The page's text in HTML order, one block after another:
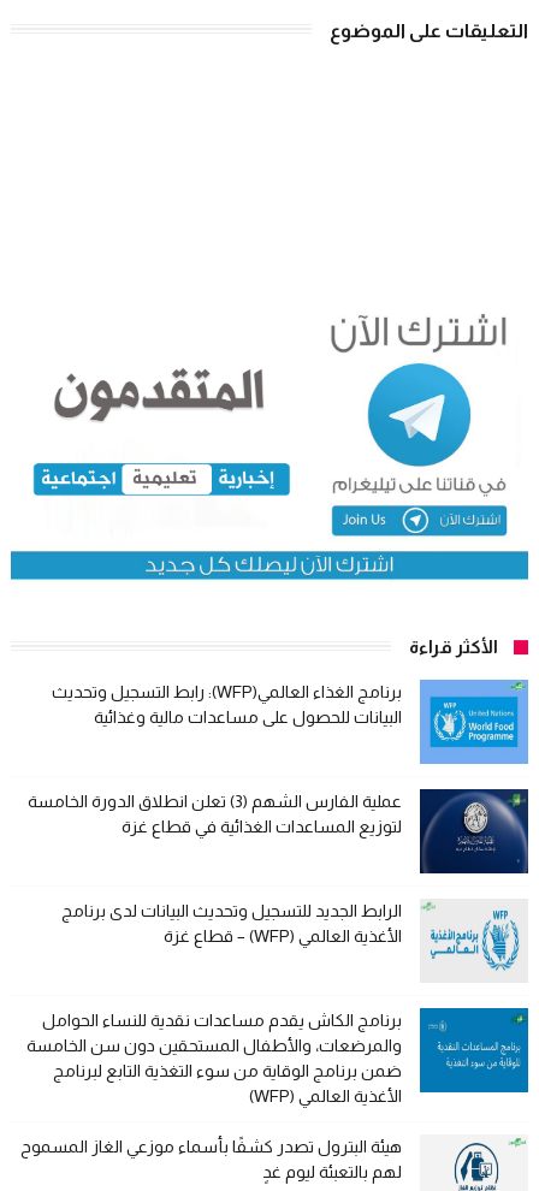
التعليقات على الموضوع
الأكثر قراءة
برنامج الغذاء العالمي(WFP): رابط التسجيل وتحديث
البيانات للحصول على مساعدات مالية وغذائية
عملية الفارس الشهم (3) تعلن انطلاق الدورة الخامسة
لتوزيع المساعدات الغذائية في قطاع غزة
الرابط الجديد للتسجيل وتحديث البيانات لدى برنامج
الأغذية العالمي (WFP) – قطاع غزة
برنامج الكاش يقدم مساعدات نقدية للنساء الحوامل
والمرضعات، والأطفال المستحقين دون سن الخامسة
ضمن برنامج الوقاية من سوء التغذية التابع لبرنامج
الأغذية العالمي (WFP)
هيئة البترول تصدر كشفًا بأسماء موزعي الغاز المسموح
لهم بالتعبئة ليوم غدٍ